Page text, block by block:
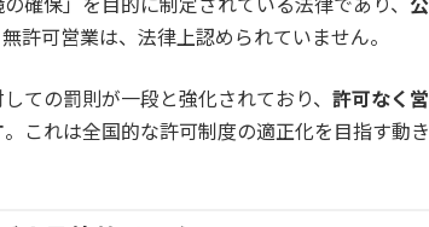
確保」を目的に制定されている法律であり、
許可営業は、法律上認められていません。
ての罰則が一段と強化されており、 許可なく
。これは全国的な許可制度の適正化を目指す動